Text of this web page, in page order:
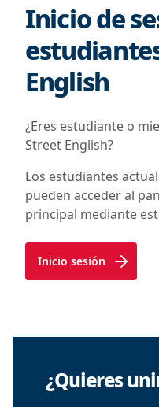
Inicio de
English
¿Eres estudiante o
Street English?
Los estudiantes
pueden acceder al
principal mediante
Inicio sesión
¿Quieres